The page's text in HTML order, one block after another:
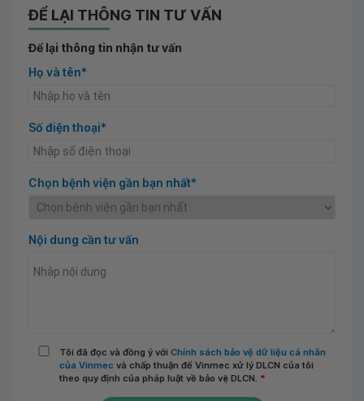
ĐỂ LẠI THÔNG TIN TƯ VẤN
Để lại thông tin nhận tư vấn
Họ và tên*
Số điện thoại*
Chọn bệnh viện gần bạn nhất*
Nội dung cần tư vấn
Tôi đã đọc và đồng ý với Chính sách bảo vệ dữ liệu cá nhân
của Vinmec và chấp thuận để Vinmec xử lý DLCN của tôi
theo quy định của pháp luật về bảo vệ DLCN. *